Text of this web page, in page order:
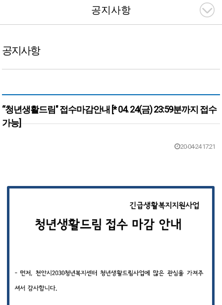
공지사항
공지사항
“청년생활드림" 접수마감안내 [* 04. 24(금) 23:59분까지 접수
가능]
20-04-24 17:21
본문